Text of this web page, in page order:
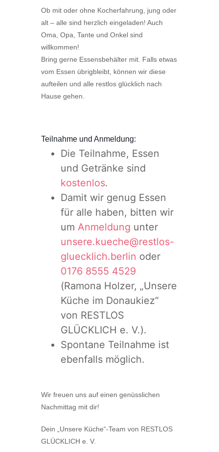
Ob mit oder ohne Kocherfahrung, jung oder
alt – alle sind herzlich eingeladen! Auch
Oma, Opa, Tante und Onkel sind
willkommen!
Bring gerne Essensbehälter mit. Falls etwas
vom Essen übrigbleibt, können wir diese
aufteilen und alle restlos glücklich nach
Hause gehen.
Teilnahme und Anmeldung:
Die Teilnahme, Essen
und Getränke sind
kostenlos.
Damit wir genug Essen
für alle haben, bitten wir
um Anmeldung unter
unsere.kueche@restlos-
gluecklich.berlin oder
0176 8555 4529
(Ramona Holzer, „Unsere
Küche im Donaukiez“
von RESTLOS
GLÜCKLICH e. V.).
Spontane Teilnahme ist
ebenfalls möglich.
Wir freuen uns auf einen genüsslichen
Nachmittag mit dir!
Dein „Unsere Küche“-Team von RESTLOS
GLÜCKLICH e. V.